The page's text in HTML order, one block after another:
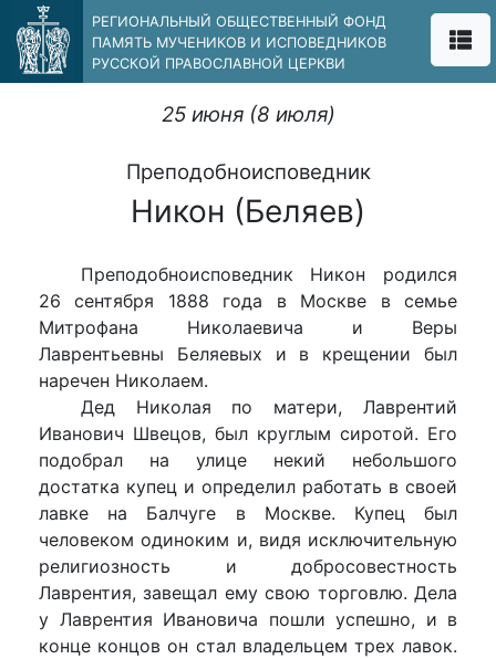
РЕГИОНАЛЬНЫЙ ОБЩЕСТВЕННЫЙ ФОНД
ПАМЯТЬ МУЧЕНИКОВ И ИСПОВЕДНИКОВ
РУССКОЙ ПРАВОСЛАВНОЙ ЦЕРКВИ
25 июня (8 июля)
Преподобноисповедник
Никон (Беляев)
Преподобноисповедник Никон родился
26 сентября 1888 года в Москве в семье
Митрофана Николаевича и Веры
Лаврентьевны Беляевых и в крещении был
наречен Николаем.
Дед Николая по матери, Лаврентий
Иванович Швецов, был круглым сиротой. Его
подобрал на улице некий небольшого
достатка купец и определил работать в своей
лавке на Балчуге в Москве. Купец был
человеком одиноким и, видя исключительную
религиозность и добросовестность
Лаврентия, завещал ему свою торговлю. Дела
у Лаврентия Ивановича пошли успешно, и в
конце концов он стал владельцем трех лавок.